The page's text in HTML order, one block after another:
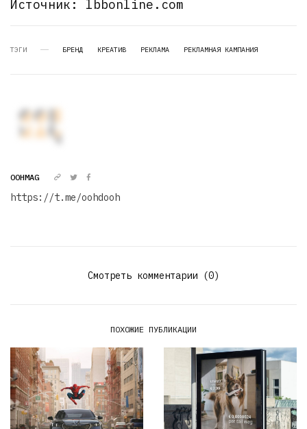
Источник: lbbonline.com
ТЭГИ БРЕНД КРЕАТИВ РЕКЛАМА РЕКЛАМНАЯ КАМПАНИЯ
OOHMAG
https://t.me/oohdooh
Смотреть комментарии (0)
ПОХОЖИЕ ПУБЛИКАЦИИ